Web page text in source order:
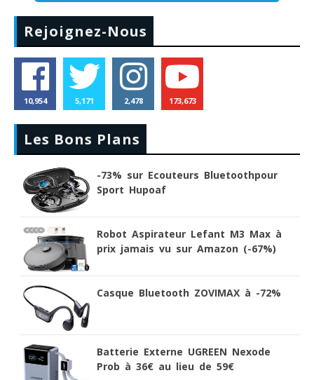
Rejoignez-Nous
10,954 5,171 2,478 173,673
Les Bons Plans
-73% sur Ecouteurs Bluetoothpour
Sport Hupoaf
Robot Aspirateur Lefant M3 Max à
prix jamais vu sur Amazon (-67%)
Casque Bluetooth ZOVIMAX à -72%
Batterie Externe UGREEN Nexode
Prob à 36€ au lieu de 59€